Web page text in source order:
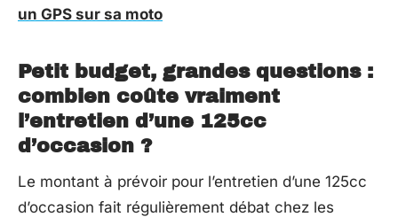
un GPS sur sa moto
Petit budget, grandes questions :
combien coûte vraiment
l’entretien d’une 125cc
d’occasion ?
Le montant à prévoir pour l’entretien d’une 125cc
d’occasion fait régulièrement débat chez les